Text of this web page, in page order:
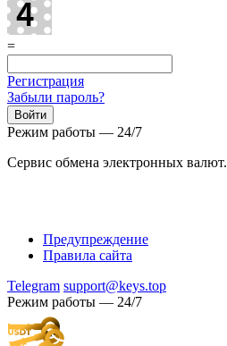
=
Регистрация
Забыли пароль?
Режим работы — 24/7
Сервис обмена электронных валют.
Предупреждение
Правила сайта
Telegram support@keys.top
Режим работы — 24/7